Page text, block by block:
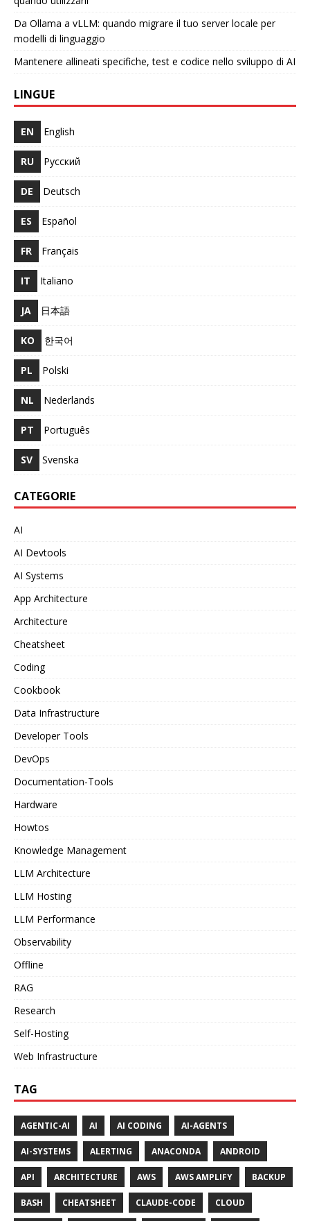
Da Ollama a vLLM: quando migrare il tuo server locale per
modelli di linguaggio
Mantenere allineati specifiche, test e codice nello sviluppo di AI
LINGUE
EN English
RU Русский
DE Deutsch
ES Español
FR Français
IT Italiano
JA 日本語
KO 한국어
PL Polski
NL Nederlands
PT Português
SV Svenska
CATEGORIE
AI
AI Devtools
AI Systems
App Architecture
Architecture
Cheatsheet
Coding
Cookbook
Data Infrastructure
Developer Tools
DevOps
Documentation-Tools
Hardware
Howtos
Knowledge Management
LLM Architecture
LLM Hosting
LLM Performance
Observability
Offline
RAG
Research
Self-Hosting
Web Infrastructure
TAG
AGENTIC-AI AI AI CODING AI-AGENTS
AI-SYSTEMS ALERTING ANACONDA ANDROID
API ARCHITECTURE AWS AWS AMPLIFY BACKUP
BASH CHEATSHEET CLAUDE-CODE CLOUD